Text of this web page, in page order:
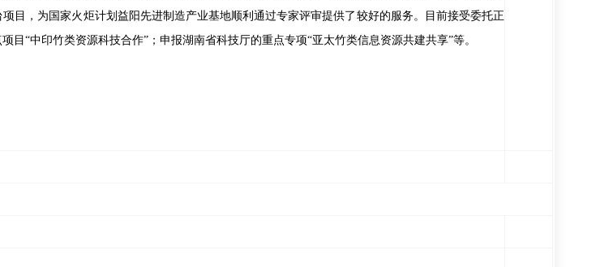
目，为国家火炬计划益阳先进制造产业基地顺利通过专家评审提供了较好的服务。目前接受委托正
“中印竹类资源科技合作”；申报湖南省科技厅的重点专项“亚太竹类信息资源共建共享”等。